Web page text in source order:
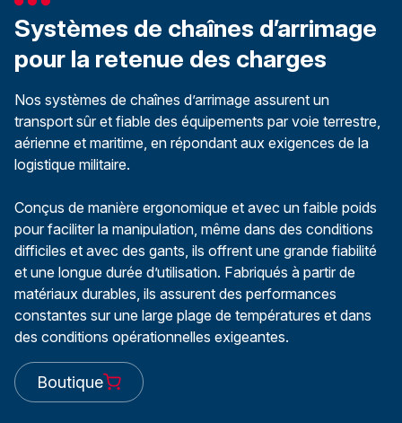
Systèmes de chaînes d’arrimage
pour la retenue des charges
Nos systèmes de chaînes d’arrimage assurent un
transport sûr et fiable des équipements par voie terrestre,
aérienne et maritime, en répondant aux exigences de la
logistique militaire.
Conçus de manière ergonomique et avec un faible poids
pour faciliter la manipulation, même dans des conditions
difficiles et avec des gants, ils offrent une grande fiabilité
et une longue durée d’utilisation. Fabriqués à partir de
matériaux durables, ils assurent des performances
constantes sur une large plage de températures et dans
des conditions opérationnelles exigeantes.
Boutique